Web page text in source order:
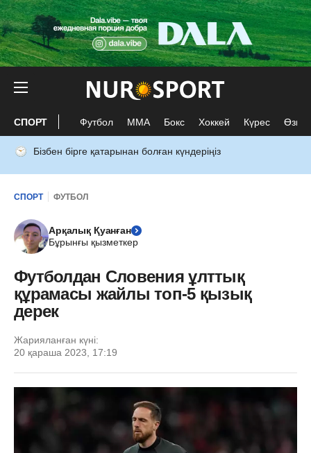
СПОРТ Футбол ММА Бокс Хоккей Күрес Өзге
Бізбен бірге қатарынан болған күндеріңіз
СПОРТ ФУТБОЛ
Арқалық Қуанған
Бұрынғы қызметкер
Футболдан Словения ұлттық
құрамасы жайлы топ-5 қызық
дерек
Жарияланған күні:
20 қараша 2023, 17:19